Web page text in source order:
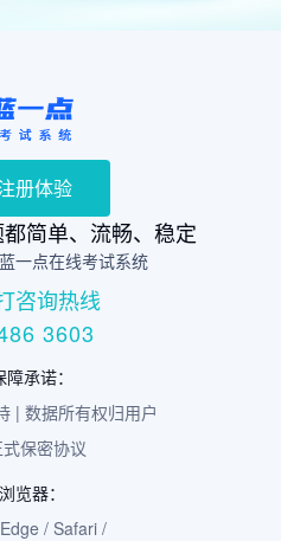
册体验
简单、流畅、稳定
一点在线考试系统
咨询热线
3603
承诺：
| 数据所有权归用户
保密协议
览器：
/ Safari /